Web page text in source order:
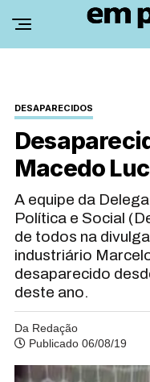
DESAPARECIDOS
Macedo
A equipe da
Política e Social
de todos na
industriário
desaparecido
deste ano.
Da Redação
Publicado 06/08/19